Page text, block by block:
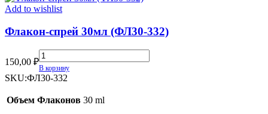
Add to wishlist
Флакон-спрей 30мл (ФЛ30-332)
150,00 ₽
Флакон-
спрей
30мл
332)
В корзину
SKU:ФЛ30-332
Объем Флаконов 30 ml